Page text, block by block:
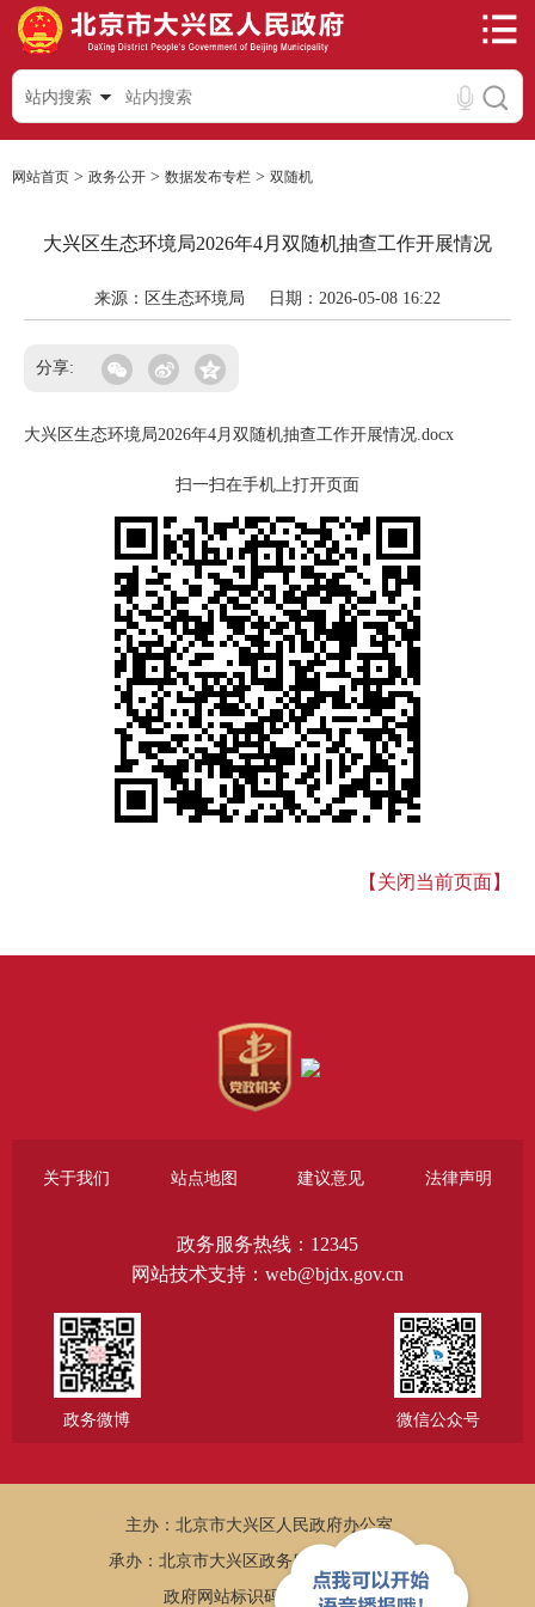
站内搜索
网站首页 > 政务公开 > 数据发布专栏 > 双随机
大兴区生态环境局2026年4月双随机抽查工作开展情况
来源：区生态环境局 日期：2026-05-08 16:22
分享:
大兴区生态环境局2026年4月双随机抽查工作开展情况.docx
扫一扫在手机上打开页面
【关闭当前页面】
关于我们 站点地图 建议意见 法律声明
政务服务热线：12345
网站技术支持：web@bjdx.gov.cn
政务微博 微信公众号
主办：北京市大兴区人民政府办公室
承办：北京市大兴区政务服务和数据管理局
政府网站标识码：1101150005